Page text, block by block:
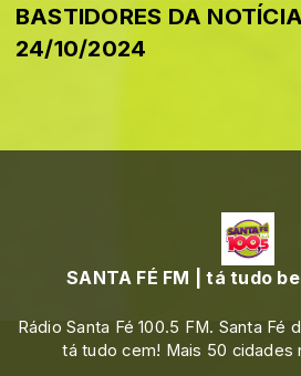
BASTIDORES DA NOTÍCIA
24/10/2024
SANTA FÉ FM | tá tudo
Rádio Santa Fé 100.5 FM. Santa Fé
tá tudo cem! Mais 50 cidades